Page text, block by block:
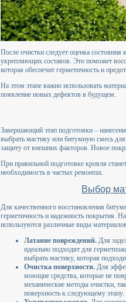
После очистки следует оценка
укрепляющих составов. Это поможет
которая обеспечит герметичность и
На этом этапе важно использовать
появление новых дефектов в будущем.
Завершающий этап подготовки –
выбрать мастику или битумную смесь
защиту от внешних факторов. Новое
При правильной подготовке кровля
необходимость в частых ремонтах.
Выбор
Для качественного восстановления
герметичность и надежность покрытия.
используются различные виды
Латание повреждений. Для
идеально подходят для
выбрать мастику, которая
Очистка поверхности. Для
моющие средства, которые не
механические методы очистки,
поверхность к следующему этапу.